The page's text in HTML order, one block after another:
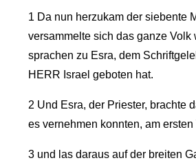
1Da nun herzukam der siebente
versammelte sich das ganze Volk
sprachen zu Esra, dem
HERR Israel geboten hat.
2Und Esra, der Priester, brachte
es vernehmen konnten, am
3und las daraus auf der breiten